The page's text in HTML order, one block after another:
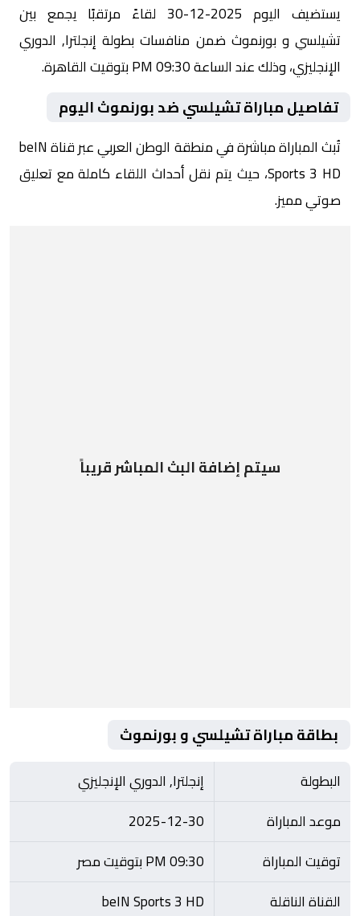
يستضيف اليوم 2025-12-30 لقاءً مرتقبًا يجمع بين
تشيلسي و بورنموث ضمن منافسات بطولة إنجلترا, الدوري
الإنجليزي، وذلك عند الساعة 09:30 PM بتوقيت القاهرة.
تفاصيل مباراة تشيلسي ضد بورنموث اليوم
تُبث المباراة مباشرة في منطقة الوطن العربي عبر قناة beIN
Sports 3 HD، حيث يتم نقل أحداث اللقاء كاملة مع تعليق
صوتي مميز.
سيتم إضافة البث المباشر قريباً
بطاقة مباراة تشيلسي و بورنموث
البطولة
إنجلترا, الدوري الإنجليزي
موعد المباراة
2025-12-30
توقيت المباراة
09:30 PM بتوقيت مصر
القناة الناقلة
beIN Sports 3 HD